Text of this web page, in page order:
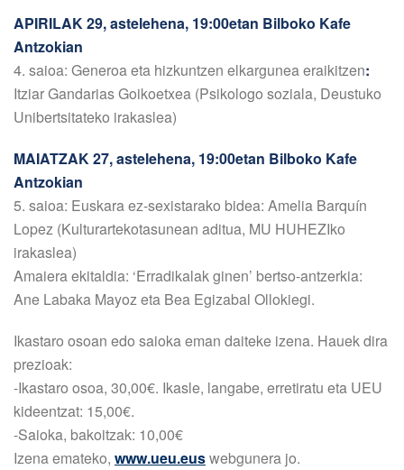
APIRILAK 29, astelehena, 19:00etan Bilboko Kafe
Antzokian
4. saioa: Generoa eta hizkuntzen elkargunea eraikitzen:
Itziar Gandarias Goikoetxea (Psikologo soziala, Deustuko
Unibertsitateko irakaslea)
MAIATZAK 27, astelehena, 19:00etan Bilboko Kafe
Antzokian
5. saioa: Euskara ez-sexistarako bidea: Amelia Barquín
Lopez (Kulturartekotasunean aditua, MU HUHEZIko
irakaslea)
Amaiera ekitaldia: ‘Erradikalak ginen’ bertso-antzerkia:
Ane Labaka Mayoz eta Bea Egizabal Ollokiegi.
Ikastaro osoan edo saioka eman daiteke izena. Hauek dira
prezioak:
-Ikastaro osoa, 30,00€. Ikasle, langabe, erretiratu eta UEU
kideentzat: 15,00€.
-Saioka, bakoitzak: 10,00€
Izena emateko, www.ueu.euswebgunera jo.